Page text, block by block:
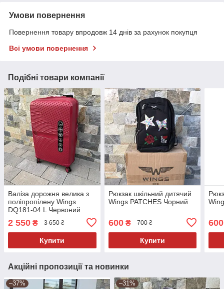
Умови повернення
Повернення товару впродовж 14 днів за рахунок покупця
Всі умови повернення
Подібні товари компанії
Валіза дорожня велика з
поліпропілену Wings
DQ181-04 L Червоний
2 550 ₴ 3 650 ₴
Купити
Рюкзак шкільний дитячий
Wings PATCHES Чорний
600₴ 700 ₴
Купити
600
Акційні пропозиції та новинки
–37% –31%